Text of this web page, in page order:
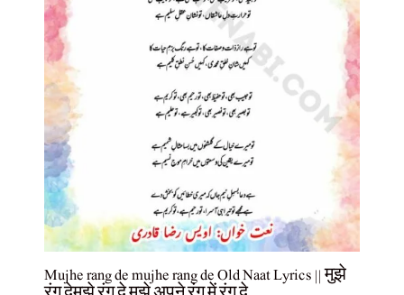
Mujhe rang de mujhe rang de Old Naat Lyrics || मुझे